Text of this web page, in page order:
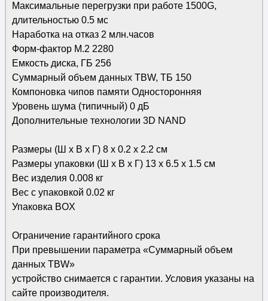
Максимальные перегрузки при работе 1500G,
длительностью 0.5 мс
Наработка на отказ 2 млн.часов
Форм-фактор M.2 2280
Емкость диска, ГБ 256
Суммарный объем данных TBW, ТБ 150
Компоновка чипов памяти Односторонняя
Уровень шума (типичный) 0 дБ
Дополнительные технологии 3D NAND
Размеры (Ш х В х Г) 8 х 0.2 х 2.2 см
Размеры упаковки (Ш х В х Г) 13 x 6.5 x 1.5 см
Вес изделия 0.008 кг
Вес с упаковкой 0.02 кг
Упаковка BOX
Ограничение гарантийного срока
При превышении параметра «Суммарный объем
данных TBW»
устройство снимается с гарантии. Условия указаны на
сайте производителя.